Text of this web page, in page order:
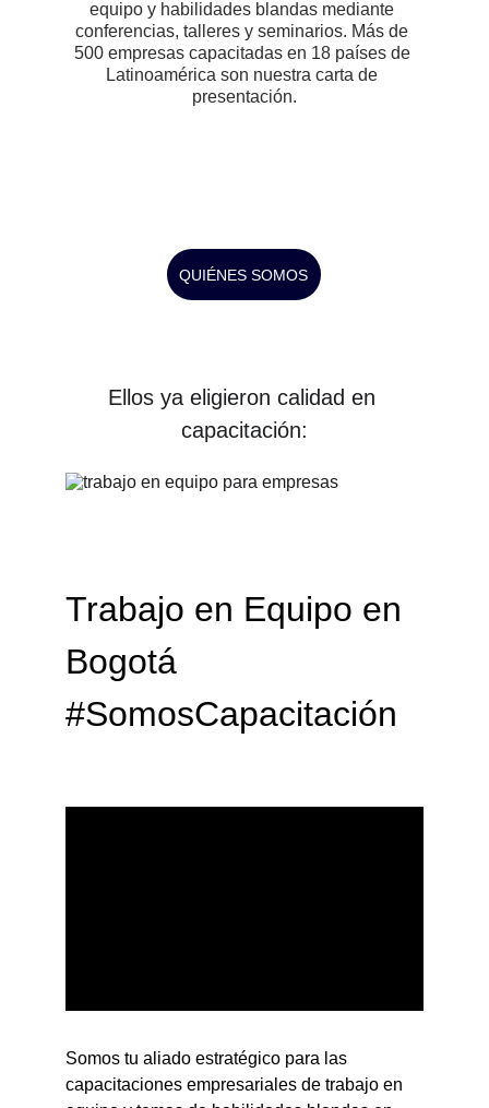
equipo y habilidades blandas mediante
conferencias, talleres y seminarios. Más de
500 empresas capacitadas en 18 países de
Latinoamérica son nuestra carta de
presentación.
QUIÉNES SOMOS
Ellos ya eligieron calidad en
capacitación:
Trabajo en Equipo en
Bogotá
#SomosCapacitación
Somos tu aliado estratégico para las
capacitaciones empresariales de trabajo en